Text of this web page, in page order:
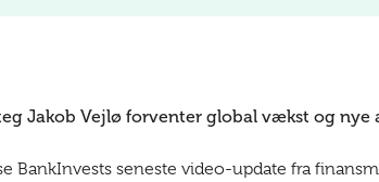
Jakob Vejlø forventer global vækst og nye
BankInvests seneste video-update fra